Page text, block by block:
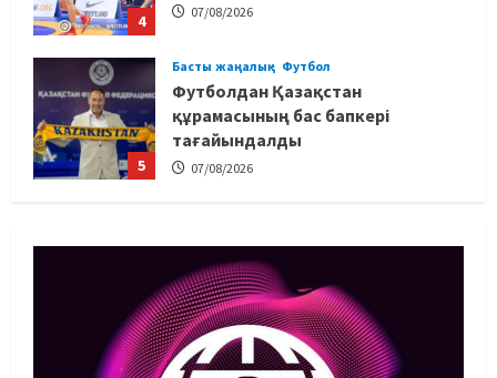
4 07/08/2026
5
Басты жаңалық Футбол
Футболдан Қазақстан
құрамасының бас бапкері
тағайындалды
07/08/2026
1
менеджері Арман Әшімов жайлы
жағымсыз оқиғаны айтты
07/08/2026
Басты жаңалық Бокс